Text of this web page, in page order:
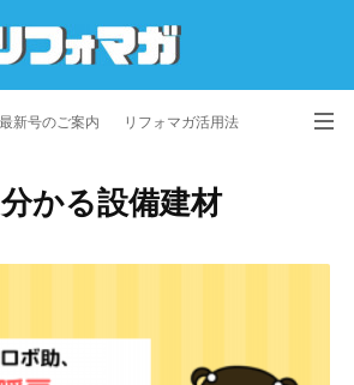
最新号のご案内 リフォマガ活用法
よくあるご質問
かる設備建材